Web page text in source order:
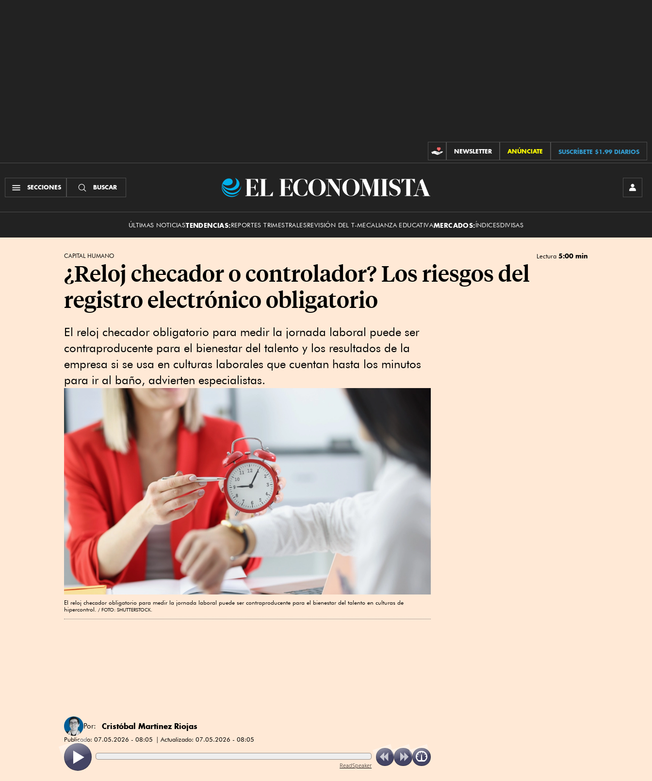
CONTRIBUCIONES
NEWSLETTER ANÚNCIATE SUSCRÍBETE $1.99 DIARIOS
SECCIONES BUSCAR
El
ÚLTIMAS NOTICIASTENDENCIAS:REPORTES TRIMESTRALESREVISIÓN DEL T-MECALIANZA EDUCATIVAMERCADOS:ÍNDICESDIVISAS
CAPITAL HUMANO Lectura 5:00 min
¿Reloj checador o controlador? Los riesgos del
registro electrónico obligatorio
El reloj checador obligatorio para medir la jornada laboral puede ser
contraproducente para el bienestar del talento y los resultados de la
empresa si se usa en culturas laborales que cuentan hasta los minutos
para ir al baño, advierten especialistas.
El reloj checador obligatorio para medir la jornada laboral puede ser contraproducente para el bienestar del talento en culturas de
hipercontrol.
FOTO: SHUTTERSTOCK.
Por: Cristóbal Martínez Riojas
Publicado: 07.05.2026 - 08:05 Actualizado: 07.05.2026 - 08:05
ReadSpeaker